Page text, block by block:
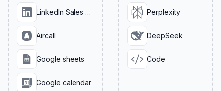
LinkedIn Sales Navigator
Aircall
Google sheets
Google calendar
Perplexity
DeepSeek
Code